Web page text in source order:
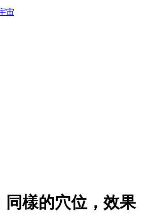
宙
同樣的穴位，效果